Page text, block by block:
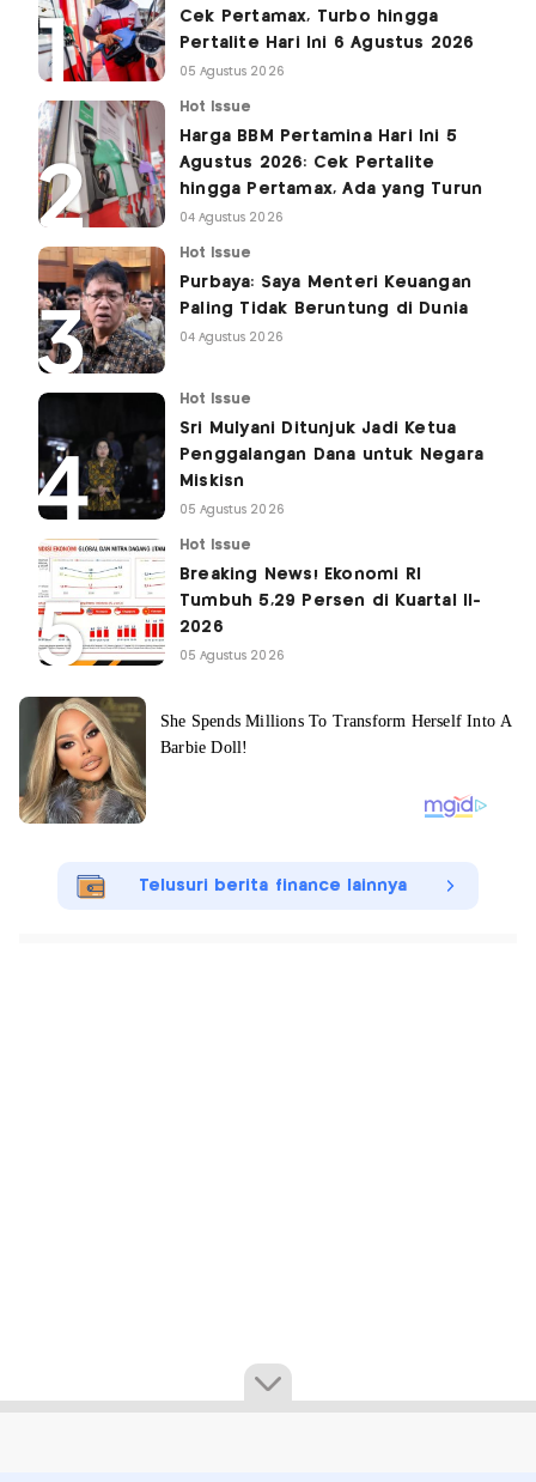
Cek Pertamax, Turbo hingga
Pertalite Hari Ini 6 Agustus 2026
05 Agustus 2026
Hot Issue
Harga BBM Pertamina Hari Ini 5
Agustus 2026: Cek Pertalite
hingga Pertamax, Ada yang Turun
04 Agustus 2026
Hot Issue
Purbaya: Saya Menteri Keuangan
Paling Tidak Beruntung di Dunia
04 Agustus 2026
Hot Issue
Sri Mulyani Ditunjuk Jadi Ketua
Penggalangan Dana untuk Negara
Miskisn
05 Agustus 2026
Hot Issue
Breaking News! Ekonomi RI
Tumbuh 5,29 Persen di Kuartal II-
2026
05 Agustus 2026
Telusuri berita finance lainnya